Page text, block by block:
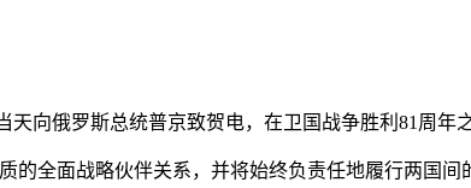
向俄罗斯总统普京致贺电，在卫国战争胜利81周年
全面战略伙伴关系，并将始终负责任地履行两国间